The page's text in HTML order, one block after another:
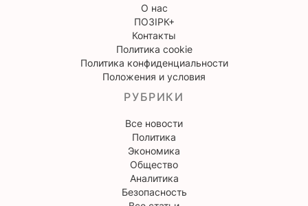
О нас
ПОЗІРК+
Контакты
Политика cookie
Политика конфиденциальности
Положения и условия
РУБРИКИ
Все новости
Политика
Экономика
Общество
Аналитика
Безопасность